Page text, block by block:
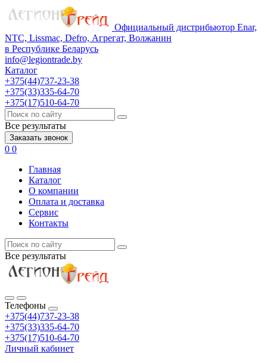
Официальный дистрибьютор Enar,
NTC, Lissmac, Defro, Агрегат, Волжанин
в Республике Беларусь
info@legiontrade.by
Каталог
+375(44)737-23-38
+375(33)335-64-70
+375(17)510-64-70
Все результаты
Заказать звонок
0 0
Главная
Каталог
О компании
Оплата и доставка
Сервис
Контакты
Все результаты
Телефоны
+375(44)737-23-38
+375(33)335-64-70
+375(17)510-64-70
Личный кабинет